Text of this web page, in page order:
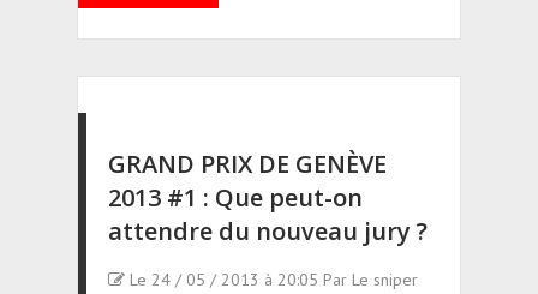
GRAND PRIX DE GENÈVE
2013 #1 : Que peut-on
attendre du nouveau jury ?
Le 24 / 05 / 2013 à 20:05 Par Le sniper